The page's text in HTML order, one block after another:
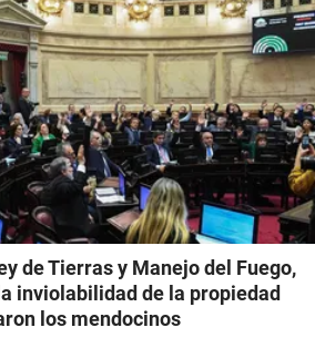
de Tierras y Manejo del Fuego,
inviolabilidad de la propiedad
los mendocinos